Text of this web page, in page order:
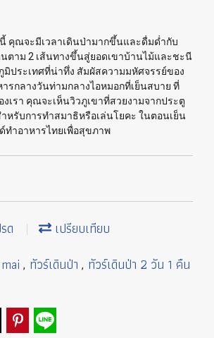
คุณจะมีเวลาเดินป่ามากขึ้นและดื่มด่ำกับ
นตาม 2 เส้นทางขึ้นสู่ยอดเขาบ้านไม้และชะนี
มิประเทศที่น่าทึ่ง สัมผัสความมหัศจรรย์ของ
รกลางวันท่ามกลางไอหมอกที่เย็นสบาย ที่
เรา คุณจะเห็นวิวภูเขาที่สวยงามจากประตู
หรับการทำสมาธิหรือเล่นโยคะ ในตอนเย็น
ำอาหารไทยเพื่อสุขภาพ
ด เปรียบเทียบ
, ทัวร์เดินป่า , ทัวร์เดินป่า 2 วัน 1 คืน